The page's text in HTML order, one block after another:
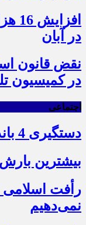
در آبان
نقض قانون
در کمیسیون
اجتماعی
دستگیری 4 باند سرقت در خراسان جنوبی
بیشترین بارش‌ها در
رأفت اسلامی
نمی‌دهیم